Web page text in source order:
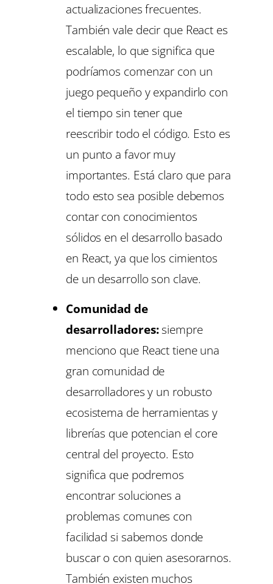
actualizaciones frecuentes.
También vale decir que React es
escalable, lo que significa que
podríamos comenzar con un
juego pequeño y expandirlo con
el tiempo sin tener que
reescribir todo el código. Esto es
un punto a favor muy
importantes. Está claro que para
todo esto sea posible debemos
contar con conocimientos
sólidos en el desarrollo basado
en React, ya que los cimientos
de un desarrollo son clave.
Comunidad de
desarrolladores:siempre
menciono que React tiene una
gran comunidad de
desarrolladores y un robusto
ecosistema de herramientas y
librerías que potencian el core
central del proyecto. Esto
significa que podremos
encontrar soluciones a
problemas comunes con
facilidad si sabemos donde
buscar o con quien asesorarnos.
También existen muchos